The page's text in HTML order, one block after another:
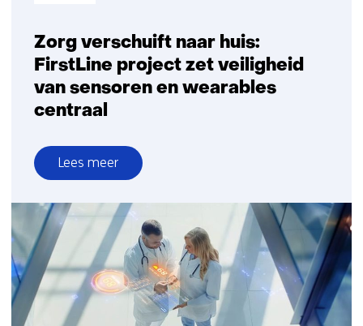
Zorg verschuift naar huis:
FirstLine project zet veiligheid
van sensoren en wearables
centraal
Lees meer
over
Zorg
verschuift
naar
FirstLine
project
zet